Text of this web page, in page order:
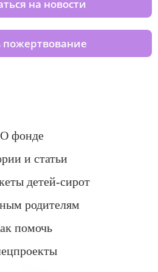
на новости
пожертвование
О фонде
и статьи
детей-сирот
родителям
помочь